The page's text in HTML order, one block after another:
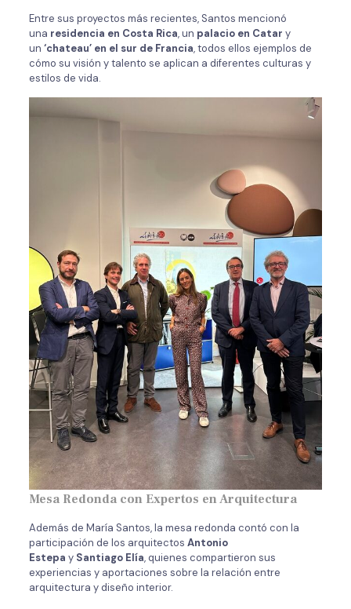
Entre sus proyectos más recientes, Santos mencionó
una residencia en Costa Rica, un palacio en Catar y
un ‘chateau’ en el sur de Francia, todos ellos ejemplos de
cómo su visión y talento se aplican a diferentes culturas y
estilos de vida.
Mesa Redonda con Expertos en Arquitectura
Además de María Santos, la mesa redonda contó con la
participación de los arquitectos Antonio
Estepa y Santiago Elía, quienes compartieron sus
experiencias y aportaciones sobre la relación entre
arquitectura y diseño interior.